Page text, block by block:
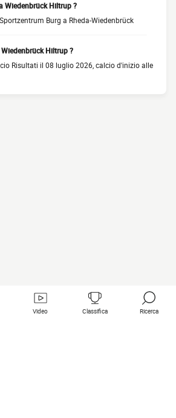
Wiedenbrück Hiltrup ?
Burg a Rheda-Wiedenbrück
Hiltrup ?
Risultati il 08 luglio 2026, calcio d'inizio alle
Video Classifica Ricerca